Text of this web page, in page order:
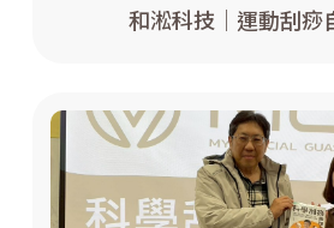
和淞科技｜運動刮痧